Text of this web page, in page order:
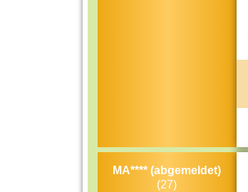
MA**** (abgemeldet)
(27)